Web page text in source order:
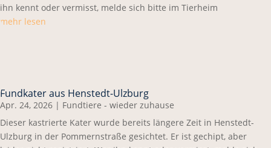
ihn kennt oder vermisst, melde sich bitte im Tierheim
mehr lesen
Fundkater aus Henstedt-Ulzburg
Apr. 24, 2026 | Fundtiere - wieder zuhause
Dieser kastrierte Kater wurde bereits längere Zeit in Henstedt-
Ulzburg in der Pommernstraße gesichtet. Er ist gechipt, aber